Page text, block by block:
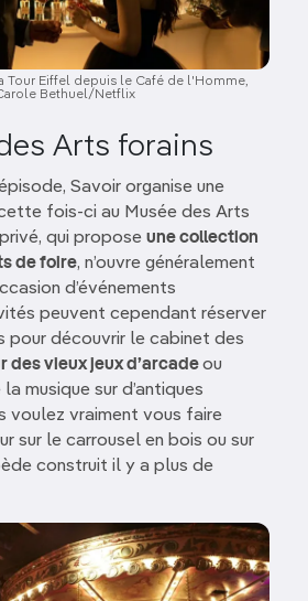
Tour Eiffel depuis le Café de l'Homme,
Bethuel/Netflix
Arts forains
Savoir organise une
fois-ci au Musée des Arts
qui propose une collection
de foire, n’ouvre généralement
d’événements
peuvent cependant réserver
pour découvrir le cabinet des
des vieux jeux d’arcadeou
musique sur d’antiques
voulez vraiment vous faire
sur le carrousel en bois ou sur
construit il y a plus de